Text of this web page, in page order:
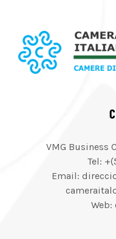
VMG Business
Tel:
Email:
Web: